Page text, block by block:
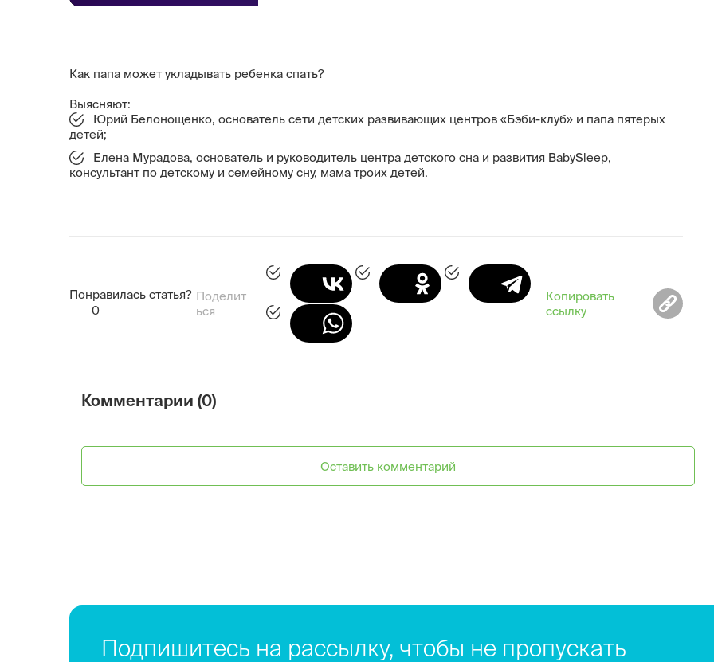
Как папа может укладывать ребенка спать?
Выясняют:
Юрий Белонощенко, основатель сети детских развивающих центров «Бэби-клуб» и папа пятерых
детей;
Елена Мурадова, основатель и руководитель центра детского сна и развития BabySleep,
консультант по детскому и семейному сну, мама троих детей.
Понравилась статья?
0
Поделит
ься
Копировать
ссылку
Комментарии (0)
Оставить комментарий
Подпишитесь на рассылку, чтобы не пропускать